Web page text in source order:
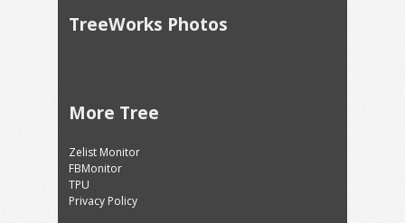
TreeWorks Photos
More Tree
Zelist Monitor
FBMonitor
TPU
Privacy Policy